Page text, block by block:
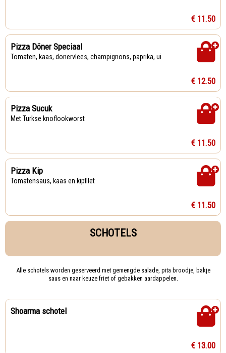
€ 11.50
Pizza Döner Speciaal
Tomaten, kaas, donervlees, champignons, paprika, ui
€ 12.50
Pizza Sucuk
Met Turkse knoflookworst
€ 11.50
Pizza Kip
Tomatensaus, kaas en kipfilet
€ 11.50
SCHOTELS
Alle schotels worden geserveerd met gemengde salade, pita broodje, bakje
saus en naar keuze friet of gebakken aardappelen.
Shoarma schotel
€ 13.00